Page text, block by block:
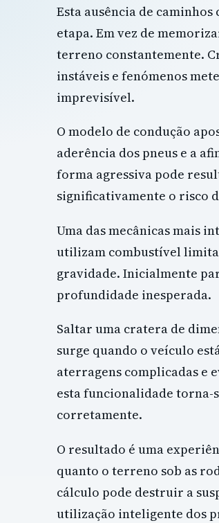
Esta ausência de
etapa. Em vez de
terreno constantemente.
instáveis e fenómenos
imprevisível.
O modelo de condução
aderência dos pneus e a
forma agressiva pode
significativamente o risco
Uma das mecânicas mais
utilizam combustível
gravidade. Inicialmente
profundidade inesperada.
Saltar uma cratera de
surge quando o veículo
aterragens complicadas e
esta funcionalidade
corretamente.
O resultado é uma
quanto o terreno sob as
cálculo pode destruir a
utilização inteligente dos